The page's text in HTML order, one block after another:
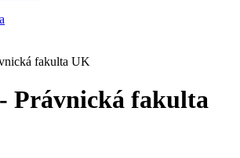
fakulta UK
Právnická fakulta